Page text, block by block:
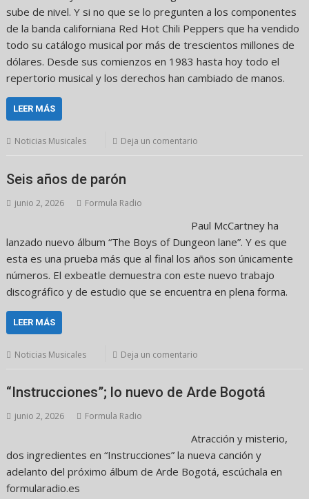
sube de nivel. Y si no que se lo pregunten a los componentes
de la banda californiana Red Hot Chili Peppers que ha vendido
todo su catálogo musical por más de trescientos millones de
dólares. Desde sus comienzos en 1983 hasta hoy todo el
repertorio musical y los derechos han cambiado de manos.
LEER MÁS
Noticias Musicales Deja un comentario
Seis años de parón
junio 2, 2026 Formula Radio
Paul McCartney ha
lanzado nuevo álbum “The Boys of Dungeon lane”. Y es que
esta es una prueba más que al final los años son únicamente
números. El exbeatle demuestra con este nuevo trabajo
discográfico y de estudio que se encuentra en plena forma.
LEER MÁS
Noticias Musicales Deja un comentario
“Instrucciones”; lo nuevo de Arde Bogotá
junio 2, 2026 Formula Radio
Atracción y misterio,
dos ingredientes en “Instrucciones” la nueva canción y
adelanto del próximo álbum de Arde Bogotá, escúchala en
formularadio.es